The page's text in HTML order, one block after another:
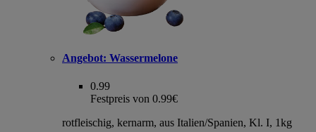
Angebot: Wassermelone
0.99
Festpreis von 0.99€
rotfleischig, kernarm, aus Italien/Spanien, Kl. I, 1kg